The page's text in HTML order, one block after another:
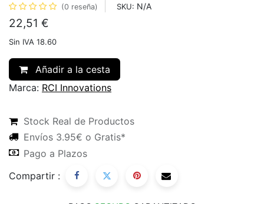
(0 reseña) SKU: N/A
22,51 €
Sin IVA 18.60
Añadir a la cesta
Marca: RCI Innovations
Stock Real de Productos
Envíos 3.95€ o Gratis*
Pago a Plazos
Compartir :